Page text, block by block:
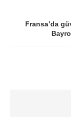
Fransa’da